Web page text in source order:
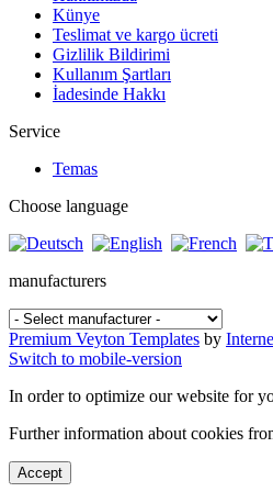
Künye
Teslimat ve kargo ücreti
Gizlilik Bildirimi
Kullanım Şartları
İadesinde Hakkı
Service
Temas
Choose language
manufacturers
Premium Veyton Templates by
Switch to mobile-version
In order to optimize our website for
Further information about cookies
Accept